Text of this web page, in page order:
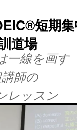
短期
道場
一線を画す
師の
レッスン